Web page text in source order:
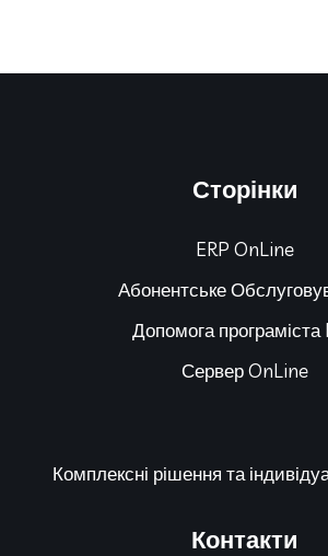
Сторінки
ERP OnLine
Абонентське
Допомога програміста
Сервер OnLine
Комплексні рішення та
Контакти